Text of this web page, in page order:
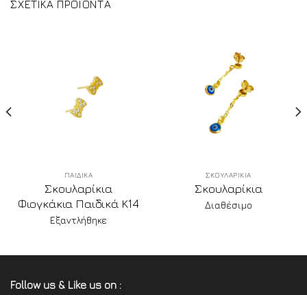
ΣΧΕΤΙΚΑ ΠΡΟΪΟΝΤΑ
ΠΑΙΔΙΚΑ
Σκουλαρίκια
Φιογκάκια Παιδικά Κ14
Εξαντλήθηκε
ΣΚΟΥΛΑΡΙΚΙΑ
Σκουλαρίκια
Διαθέσιμο
Follow us & Like us on :